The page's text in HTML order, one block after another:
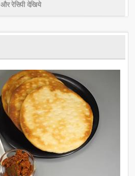
और रेसिपी देखिये